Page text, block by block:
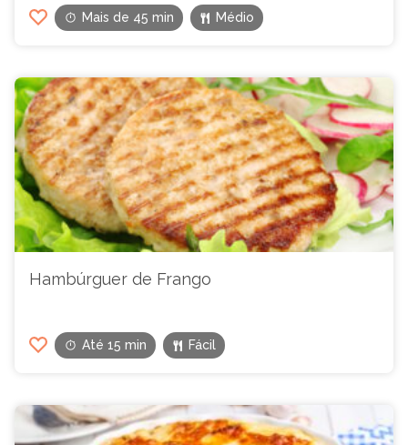
Mais de 45 min Médio
Hambúrguer de Frango
Até 15 min Fácil